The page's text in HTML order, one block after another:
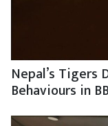
Nepal’s Tigers
Behaviours in